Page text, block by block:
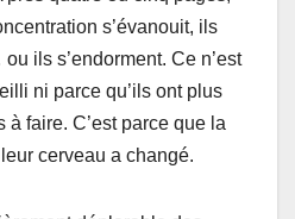
s’évanouit, ils
ils s’endorment. Ce n’est
ni parce qu’ils ont plus
faire. C’est parce que la
cerveau a changé.